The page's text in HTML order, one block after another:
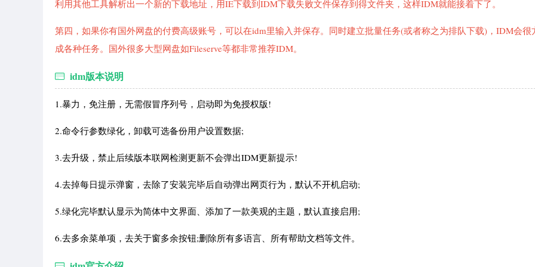
利用其他工具解析出一个新的下载地址，用IE下载到IDM下载失败文件保存到得文件夹，这样IDM就能接着下了。
第四，如果你有国外网盘的付费高级账号，可以在idm里输入并保存。同时建立批量任务(或者称之为排队下载)，IDM会很
成各种任务。国外很多大型网盘如Fileserve等都非常推荐IDM。
idm版本说明
1.暴力，免注册，无需假冒序列号，启动即为免授权版!
2.命令行参数绿化，卸载可选备份用户设置数据;
3.去升级，禁止后续版本联网检测更新不会弹出IDM更新提示!
4.去掉每日提示弹窗，去除了安装完毕后自动弹出网页行为，默认不开机启动;
5.绿化完毕默认显示为简体中文界面、添加了一款美观的主题，默认直接启用;
6.去多余菜单项，去关于窗多余按钮;删除所有多语言、所有帮助文档等文件。